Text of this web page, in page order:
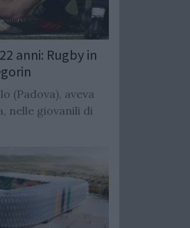
anni: Rugby in
(Padova), aveva
nelle giovanili di